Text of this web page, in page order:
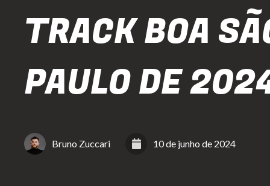
TRACK BOA
PAULO DE
Bruno Zuccari 10 de junho de 2024